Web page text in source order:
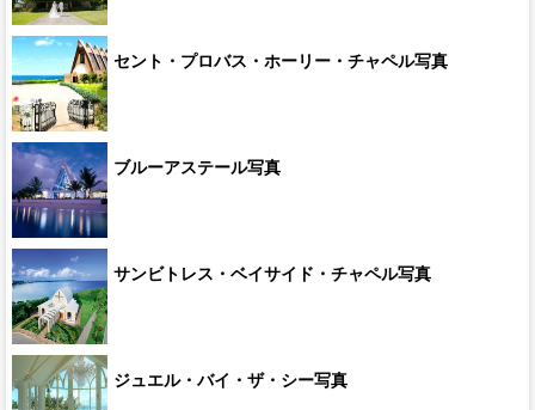
セント・プロバス・ホーリー・チャペル写真
ブルーアステール写真
サンビトレス・ベイサイド・チャペル写真
ジュエル・バイ・ザ・シー写真